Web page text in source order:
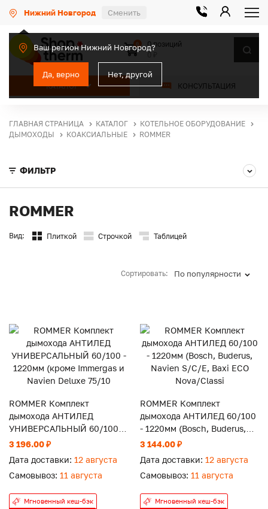
Нижний Новгород Сменить
Ваш регион Нижний Новгород?
Да, верно Нет, другой
КАТАЛОГ КОНСУЛЬТАЦИЯ
0
0 позиций
ГЛАВНАЯ СТРАНИЦА КАТАЛОГ
КОТЕЛЬНОЕ ОБОРУДОВАНИЕ
ДЫМОХОДЫ
КОАКСИАЛЬНЫЕ ROMMER
ФИЛЬТР
ROMMER
Вид: Плиткой Строчкой Таблицей
Сортировать: По популярности
ROMMER Комплект
дымохода АНТИЛЕД
УНИВЕРСАЛЬНЫЙ 60/100 -
1220мм (кроме Immergas и
3 196.00 ₽
Дата доставки: 12 августа
Самовывоз: 11 августа
Мгновенный кеш-бэк
ROMMER Комплект
дымохода АНТИЛЕД 60/100
- 1220мм (Bosch, Buderus,
Navien S/C/E, Baxi ECO
3 144.00 ₽
Дата доставки: 12 августа
Самовывоз: 11 августа
Мгновенный кеш-бэк